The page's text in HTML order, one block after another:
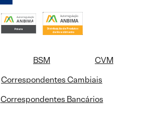
BSM
CVM
Correspondentes Cambiais
Correspondentes Bancários